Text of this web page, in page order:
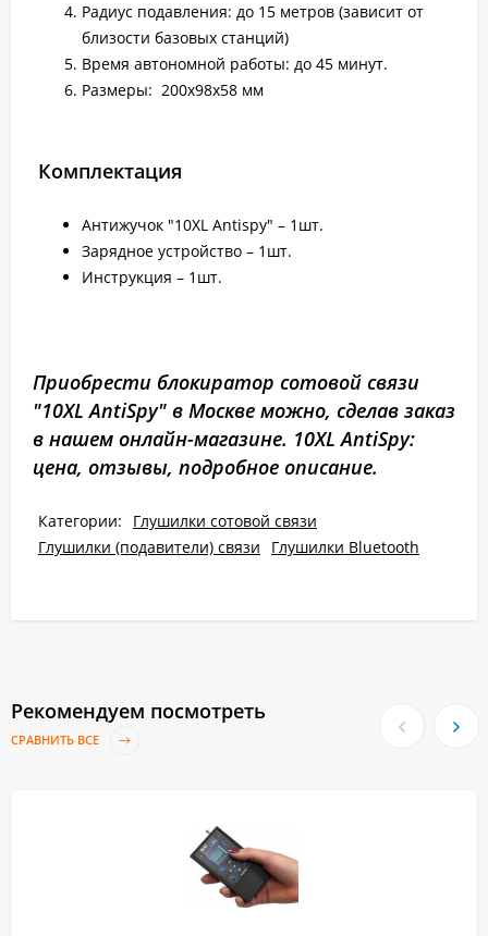
Радиус подавления: до 15 метров (зависит от
близости базовых станций)
Время автономной работы: до 45 минут.
Размеры: 200х98х58 мм
Комплектация
Антижучок "10XL Antispy" – 1шт.
Зарядное устройство – 1шт.
Инструкция – 1шт.
Приобрести блокиратор сотовой связи
"10XL AntiSpy" в Москве можно, сделав заказ
в нашем онлайн-магазине. 10XL AntiSpy:
цена, отзывы, подробное описание.
Категории:
Глушилки сотовой связи
Глушилки (подавители) связи
Глушилки Bluetooth
Рекомендуем посмотреть
СРАВНИТЬ ВСЕ